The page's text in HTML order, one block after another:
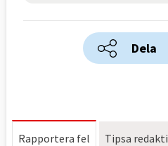
Dela
Rapportera fel Tipsa